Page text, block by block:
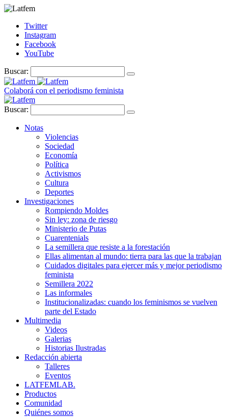
Twitter
Instagram
Facebook
YouTube
Buscar:
Colaborá con el periodismo feminista
Buscar:
Notas
Violencias
Sociedad
Economía
Política
Activismos
Cultura
Deportes
Investigaciones
Rompiendo Moldes
Sin ley: zona de riesgo
Ministerio de Putas
Cuarentenials
La semillera que resiste a la forestación
Ellas alimentan al mundo: tierra para las que la trabajan
Cuidados digitales para ejercer más y mejor periodismo
feminista
Semillera 2022
Las informales
Institucionalizadas: cuando los feminismos se vuelven
parte del Estado
Multimedia
Videos
Galerias
Historias Ilustradas
Redacción abierta
Talleres
Eventos
LATFEMLAB.
Productos
Comunidad
Quiénes somos